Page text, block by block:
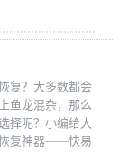
复？大多数都会
鱼龙混杂，那么
择呢？小编给大
恢复神器——快易